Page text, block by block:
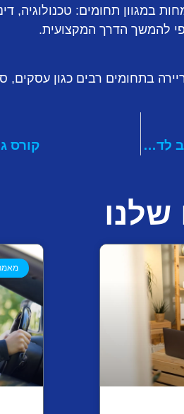
במגוון תחומים: טכנולוגיה,
להמשך הדרך המקצועית.
בתחומים רבים כגון עסקים,
השלמת בגרויות לחיילים משוחררים: מה חשוב לדעת? קורס